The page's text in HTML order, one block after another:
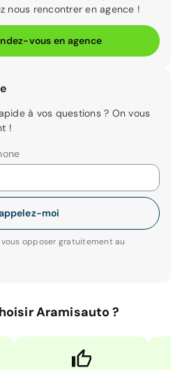
nous rencontrer en agence !
vous en agence
à vos questions ? On vous
!
moi
opposer gratuitement au
Aramisauto ?